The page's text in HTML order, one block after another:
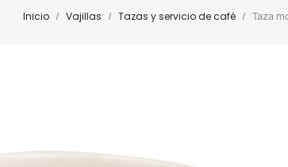
Inicio Vajillas Tazas y servicio de café Taza